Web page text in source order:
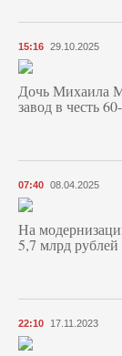
15:16 29.10.2025
Дочь Михаила
завод в честь
07:40 08.04.2025
На
5,7 млрд рублей
22:10 17.11.2023